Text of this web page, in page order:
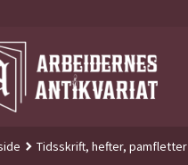
Tidsskrift, hefter, pamfletter